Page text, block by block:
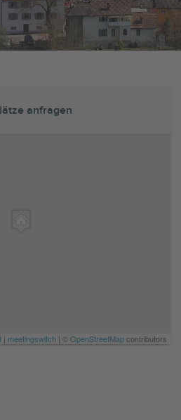
anfragen
| meetingswitch | ©OpenStreetMapcontributors